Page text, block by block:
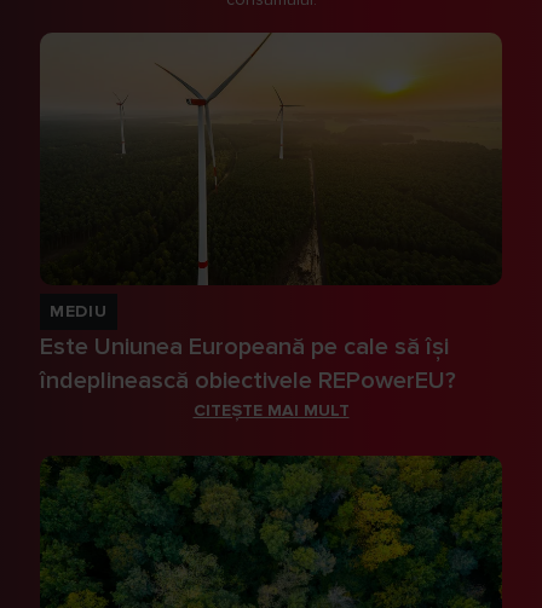
MEDIU
Este Uniunea Europeană pe cale să își
îndeplinească obiectivele REPowerEU?
CITEȘTE MAI MULT